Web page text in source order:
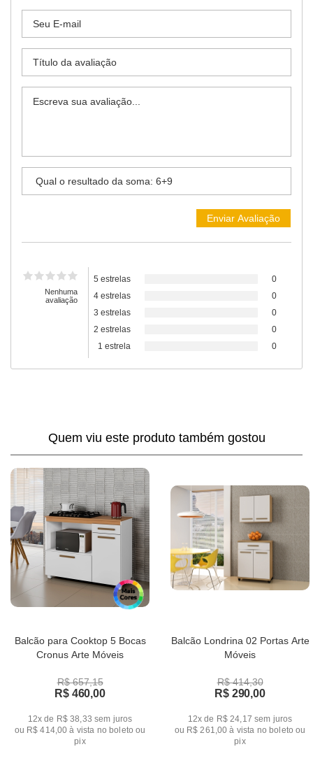
Nenhuma
avaliação
5 estrelas
0
4 estrelas
0
3 estrelas
0
2 estrelas
0
1 estrela
0
Quem viu este produto também gostou
Balcão para Cooktop 5 Bocas
Cronus Arte Móveis
R$ 657,15
R$ 460,00
12x de R$ 38,33 sem juros
ou R$ 414,00 à vista no boleto ou
pix
Balcão Londrina 02 Portas Arte
Móveis
R$ 414,30
R$ 290,00
12x de R$ 24,17 sem juros
ou R$ 261,00 à vista no boleto ou
pix